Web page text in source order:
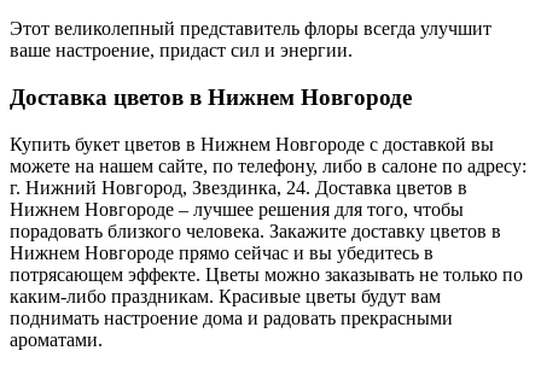
Этот великолепный представитель флоры всегда улучшит
ваше настроение, придаст сил и энергии.
Доставка цветов в Нижнем Новгороде
Купить букет цветов в Нижнем Новгороде с доставкой вы
можете на нашем сайте, по телефону, либо в салоне по адресу:
г. Нижний Новгород, Звездинка, 24. Доставка цветов в
Нижнем Новгороде – лучшее решения для того, чтобы
порадовать близкого человека. Закажите доставку цветов в
Нижнем Новгороде прямо сейчас и вы убедитесь в
потрясающем эффекте. Цветы можно заказывать не только по
каким-либо праздникам. Красивые цветы будут вам
поднимать настроение дома и радовать прекрасными
ароматами.